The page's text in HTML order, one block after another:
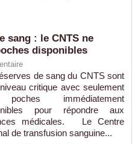
sang : le CNTS ne
disponibles
de sang du CNTS sont
critique avec seulement
immédiatement
pour répondre aux
médicales. Le Centre
de transfusion sanguine...